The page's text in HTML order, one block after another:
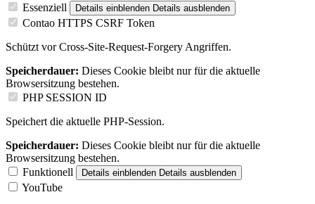
Essenziell Details einblenden Details ausblenden
Contao HTTPS CSRF Token
Schützt vor Cross-Site-Request-Forgery Angriffen.
Speicherdauer: Dieses Cookie bleibt nur für die aktuelle
Browsersitzung bestehen.
PHP SESSION ID
Speichert die aktuelle PHP-Session.
Speicherdauer: Dieses Cookie bleibt nur für die aktuelle
Browsersitzung bestehen.
Funktionell
Details einblenden Details ausblenden
YouTube